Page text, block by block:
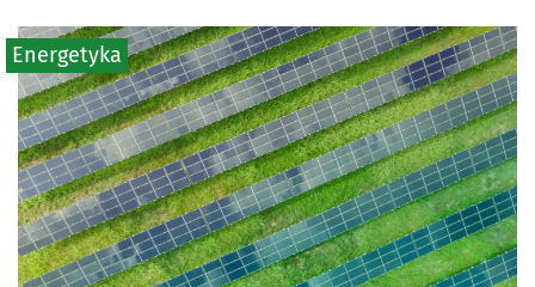
Energetyka